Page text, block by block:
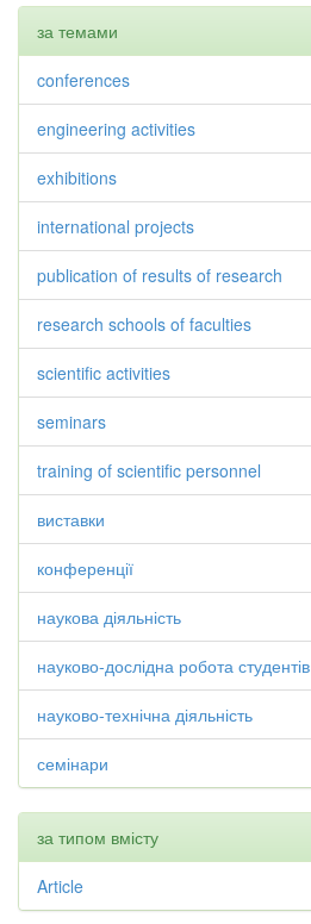
за темами
conferences
engineering activities
exhibitions
international projects
publication of results of research
research schools of faculties
scientific activities
seminars
training of scientific personnel
виставки
конференції
наукова діяльність
науково-дослідна робота студентів
науково-технічна діяльність
семінари
за типом вмісту
Article